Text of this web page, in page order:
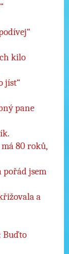
kilo
jíst“
pane
80 roků,
pořád jsem
a
Buďto